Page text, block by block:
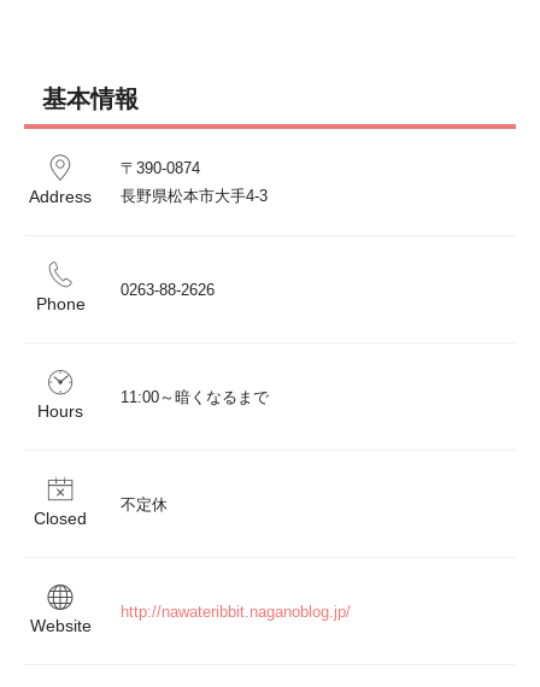
基本情報
Address
〒390-0874
長野県松本市大手4-3
Phone
0263-88-2626
Hours
11:00～暗くなるまで
Closed
不定休
Website
http://nawateribbit.naganoblog.jp/